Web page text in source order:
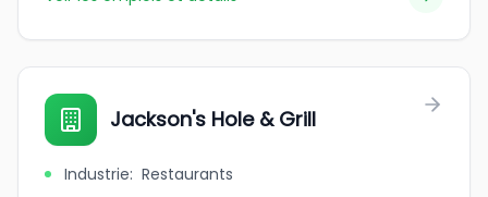
Jackson's Hole & Grill
Industrie: Restaurants